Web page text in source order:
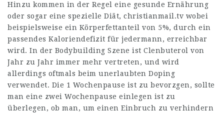
Hinzu kommen in der Regel eine gesunde Ernährung
oder sogar eine spezielle Diät, christianmail.tv wobei
beispielsweise ein Körperfettanteil von 5%, durch ein
passendes Kaloriendefizit für jedermann, erreichbar
wird. In der Bodybuilding Szene ist Clenbuterol von
Jahr zu Jahr immer mehr vertreten, und wird
allerdings oftmals beim unerlaubten Doping
verwendet. Die 1 Wochenpause ist zu bevorzgen, sollte
man eine zwei Wochenpause einlegen ist zu
überlegen, ob man, um einen Einbruch zu verhindern